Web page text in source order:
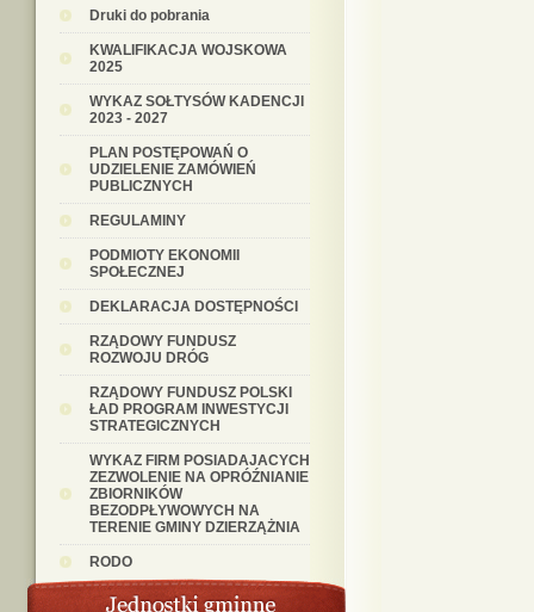
Druki do pobrania
KWALIFIKACJA WOJSKOWA
2025
WYKAZ SOŁTYSÓW KADENCJI
2023 - 2027
PLAN POSTĘPOWAŃ O
UDZIELENIE ZAMÓWIEŃ
PUBLICZNYCH
REGULAMINY
PODMIOTY EKONOMII
SPOŁECZNEJ
DEKLARACJA DOSTĘPNOŚCI
RZĄDOWY FUNDUSZ
ROZWOJU DRÓG
RZĄDOWY FUNDUSZ POLSKI
ŁAD PROGRAM INWESTYCJI
STRATEGICZNYCH
WYKAZ FIRM POSIADAJACYCH
ZEZWOLENIE NA OPRÓŹNIANIE
ZBIORNIKÓW
BEZODPŁYWOWYCH NA
TERENIE GMINY DZIERZĄŻNIA
RODO